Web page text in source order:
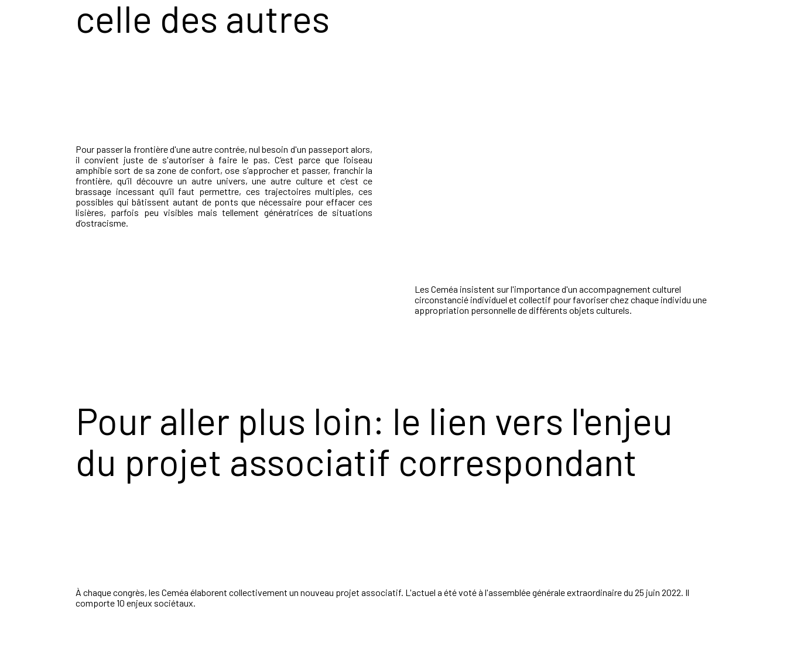
celle des autres
Pour passer la frontière d'une autre contrée, nul besoin d'un passeport alors,
il convient juste de s'autoriser à faire le pas. C’est parce que l’oiseau
amphibie sort de sa zone de confort, ose s’approcher et passer, franchir la
frontière, qu’il découvre un autre univers, une autre culture et c’est ce
brassage incessant qu’il faut permettre, ces trajectoires multiples, ces
possibles qui bâtissent autant de ponts que nécessaire pour effacer ces
lisières, parfois peu visibles mais tellement génératrices de situations
d’ostracisme.
Les Ceméa insistent sur l'importance d'un accompagnement culturel
circonstancié individuel et collectif pour favoriser chez chaque individu une
appropriation personnelle de différents objets culturels.
Pour aller plus loin: le lien vers l'enjeu
du projet associatif correspondant
À chaque congrès, les Ceméa élaborent collectivement un nouveau projet associatif. L'actuel a été voté à l'assemblée générale extraordinaire du 25 juin 2022. Il
comporte 10 enjeux sociétaux.